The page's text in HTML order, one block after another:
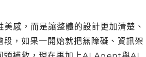
感，而是讓整體的設計更加清楚、
，如果一開始就把無障礙、資訊架